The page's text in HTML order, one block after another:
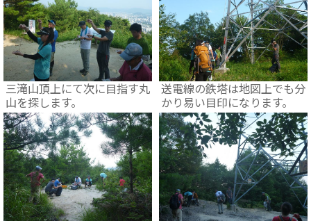
三滝山頂上にて次に目指す丸
山を探します。
送電線の鉄塔は地図上でも分
かり易い目印になります。